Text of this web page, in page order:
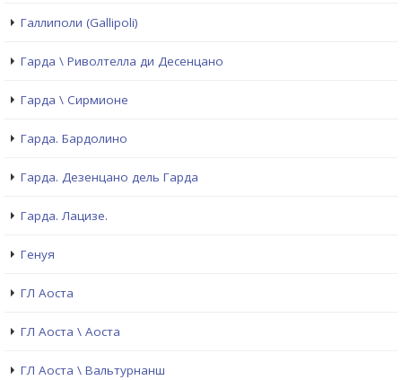
Галлиполи (Gallipoli)
Гарда \ Риволтелла ди Десенцано
Гарда \ Сирмионе
Гарда. Бардолино
Гарда. Дезенцано дель Гарда
Гарда. Лацизе.
Генуя
ГЛ Аоста
ГЛ Аоста \ Аоста
ГЛ Аоста \ Вальтурнанш